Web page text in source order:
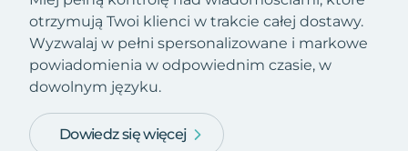
otrzymują Twoi klienci w trakcie całej dostawy.
Wyzwalaj w pełni spersonalizowane i markowe
powiadomienia w odpowiednim czasie, w
dowolnym języku.
Dowiedz się więcej